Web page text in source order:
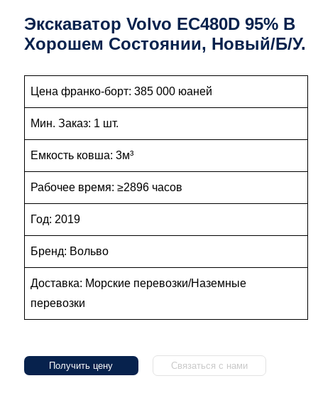
Экскаватор Volvo EC480D 95% В
Хорошем Состоянии, Новый/б/у.
Цена франко-борт: 385 000 юаней
Мин. Заказ: 1 шт.
Емкость ковша: 3м³
Рабочее время: ≥2896 часов
Год: 2019
Бренд: Вольво
Доставка: Морские перевозки/Наземные
перевозки
Получить цену Связаться с нами